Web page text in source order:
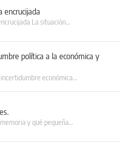
encrucijada
La situación…
política a la económica y
económica…
y qué pequeña…